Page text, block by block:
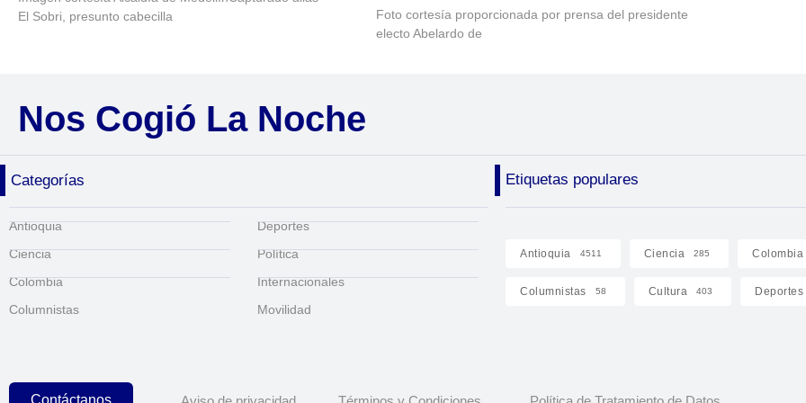
El Sobri, presunto cabecilla
Foto cortesía proporcionada por prensa del presidente
electo Abelardo de
Nos Cogió La Noche
Categorías Etiquetas populares
Antioquia
Ciencia
Colombia
Columnistas
Deportes
Política
Internacionales
Movilidad
Antioquia 4511 Ciencia 285 Colombia
Columnistas 58 Cultura 403 Deportes
Contáctanos